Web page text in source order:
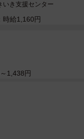
いなかったにも関わ
いき支援センター
時給1,160円
1,438円